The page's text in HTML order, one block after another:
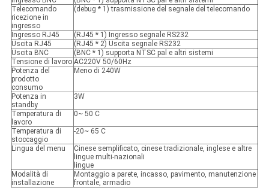
Telecomando
ricezione in
ingresso
(debug * 1) trasmissione del segnale del telecomando
Ingresso RJ45
(RJ45 * 1) Ingresso segnale RS232
Uscita RJ45
(RJ45 * 2) Uscita segnale RS232
Uscita BNC
(BNC * 1) supporta NTSC pal e altri sistemi
Tensione di lavoro AC220V 50/60Hz
Potenza del
prodotto
consumo
Meno di 240W
Potenza in
standby
3W
Temperatura di
lavoro
0~ 50 C
Temperatura di
stoccaggio
-20~ 65 C
Lingua del menu
Cinese semplificato, cinese tradizionale, inglese e altre
lingue multi-nazionali
lingue
Modalità di
installazione
Montaggio a parete, incasso, pavimento, manutenzione
frontale, armadio